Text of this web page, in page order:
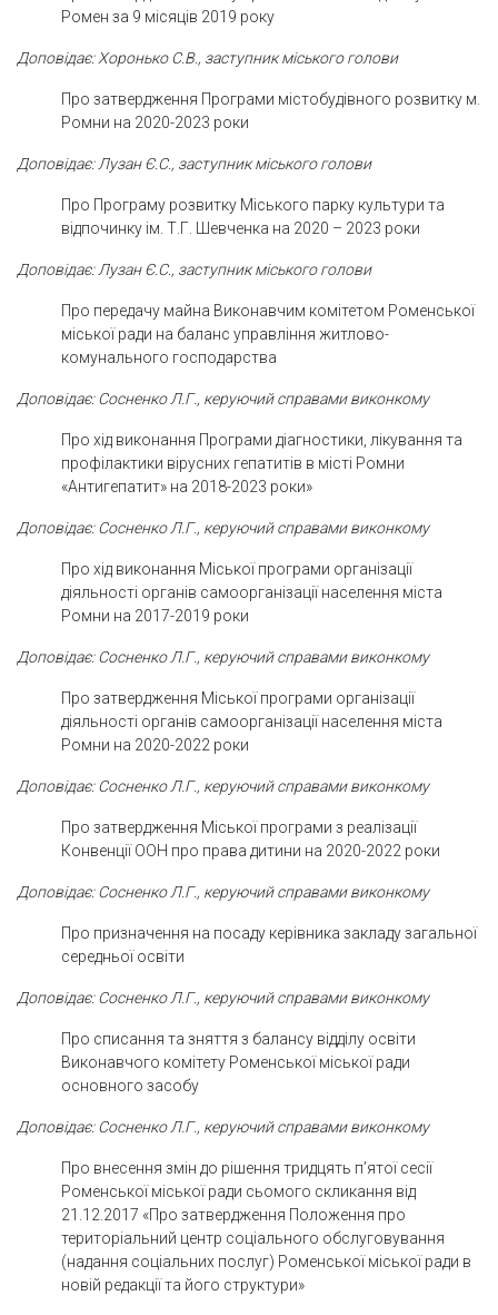
Ромен за 9 місяців 2019 року
Доповідає: Хоронько С.В., заступник міського голови
Про затвердження Програми містобудівного розвитку м.
Ромни на 2020-2023 роки
Доповідає: Лузан Є.С., заступник міського голови
Про Програму розвитку Міського парку культури та
відпочинку ім. Т.Г. Шевченка на 2020 – 2023 роки
Доповідає: Лузан Є.С., заступник міського голови
Про передачу майна Виконавчим комітетом Роменської
міської ради на баланс управління житлово-
комунального господарства
Доповідає: Сосненко Л.Г., керуючий справами виконкому
Про хід виконання Програми діагностики, лікування та
профілактики вірусних гепатитів в місті Ромни
«Антигепатит» на 2018-2023 роки»
Доповідає: Сосненко Л.Г., керуючий справами виконкому
Про хід виконання Міської програми організації
діяльності органів самоорганізації населення міста
Ромни на 2017-2019 роки
Доповідає: Сосненко Л.Г., керуючий справами виконкому
Про затвердження Міської програми організації
діяльності органів самоорганізації населення міста
Ромни на 2020-2022 роки
Доповідає: Сосненко Л.Г., керуючий справами виконкому
Про затвердження Міської програми з реалізації
Конвенції ООН про права дитини на 2020-2022 роки
Доповідає: Сосненко Л.Г., керуючий справами виконкому
Про призначення на посаду керівника закладу загальної
середньої освіти
Доповідає: Сосненко Л.Г., керуючий справами виконкому
Про списання та зняття з балансу відділу освіти
Виконавчого комітету Роменської міської ради
основного засобу
Доповідає: Сосненко Л.Г., керуючий справами виконкому
Про внесення змін до рішення тридцять п’ятої сесії
Роменської міської ради сьомого скликання від
21.12.2017 «Про затвердження Положення про
територіальний центр соціального обслуговування
(надання соціальних послуг) Роменської міської ради в
новій редакції та його структури»